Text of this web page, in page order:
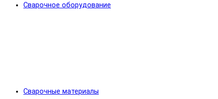
Сварочное оборудование
Сварочные материалы